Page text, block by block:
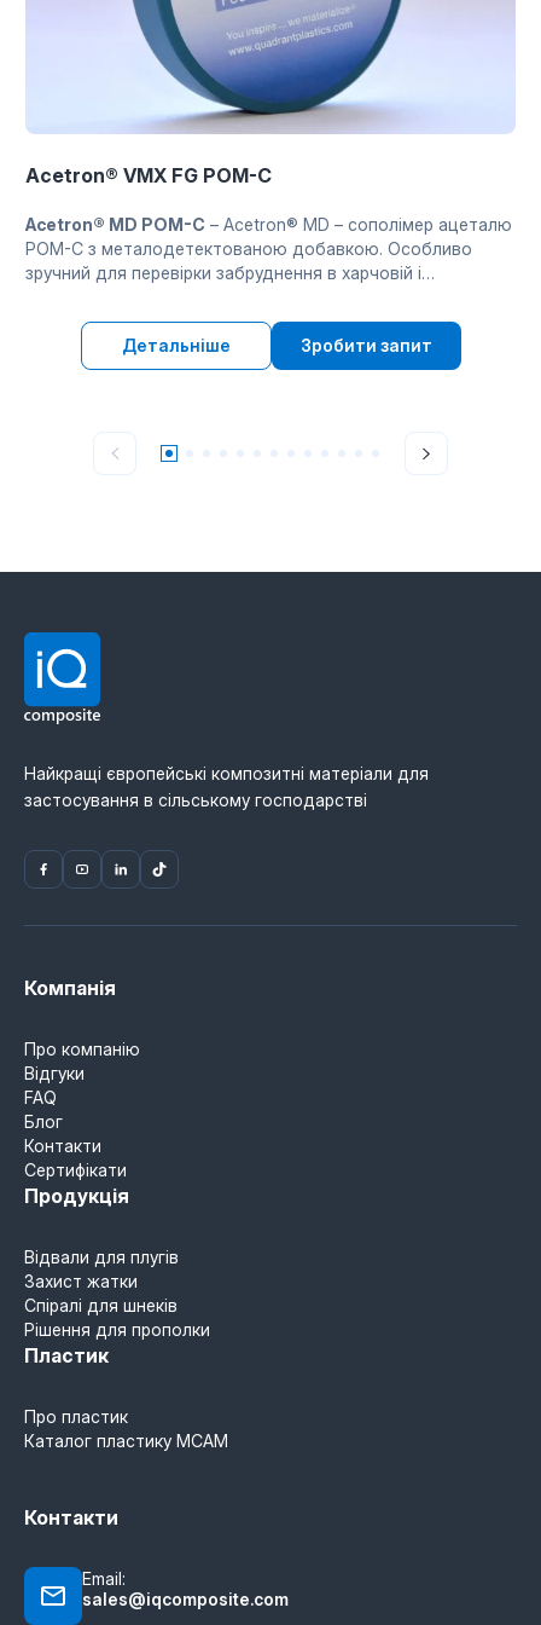
Acetron® VMX FG POM-C
Acetron® MD POM-C – Acetron® MD – сополімер ацеталю
POM-C з металодетектованою добавкою. Особливо
зручний для перевірки забруднення в харчовій і
жорсткість і зносостійкість. Затверджений FDA та
2002/72/EC.Детальніше Зробити запит
Найкращі європейські композитні матеріали для
застосування в сільському господарстві
Компанія
Про компанію
Відгуки
FAQ
Блог
Контакти
Сертифікати
Продукція
Відвали для плугів
Захист жатки
Спіралі для шнеків
Рішення для прополки
Пластик
Про пластик
Каталог пластику MCAM
Контакти
Email:
sales@iqcomposite.com